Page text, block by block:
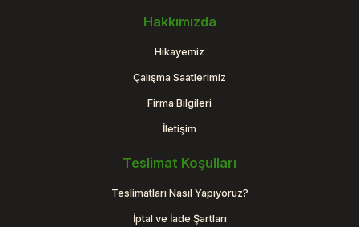
Hakkımızda
Hikayemiz
Çalışma Saatlerimiz
Firma Bilgileri
İletişim
Teslimat Koşulları
Teslimatları Nasıl Yapıyoruz?
İptal ve İade Şartları